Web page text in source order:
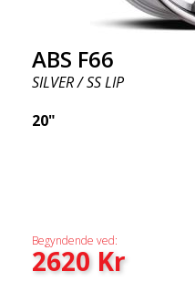
ABS F66
SILVER / SS LIP
20"
Begyndende ved:
2620Kr